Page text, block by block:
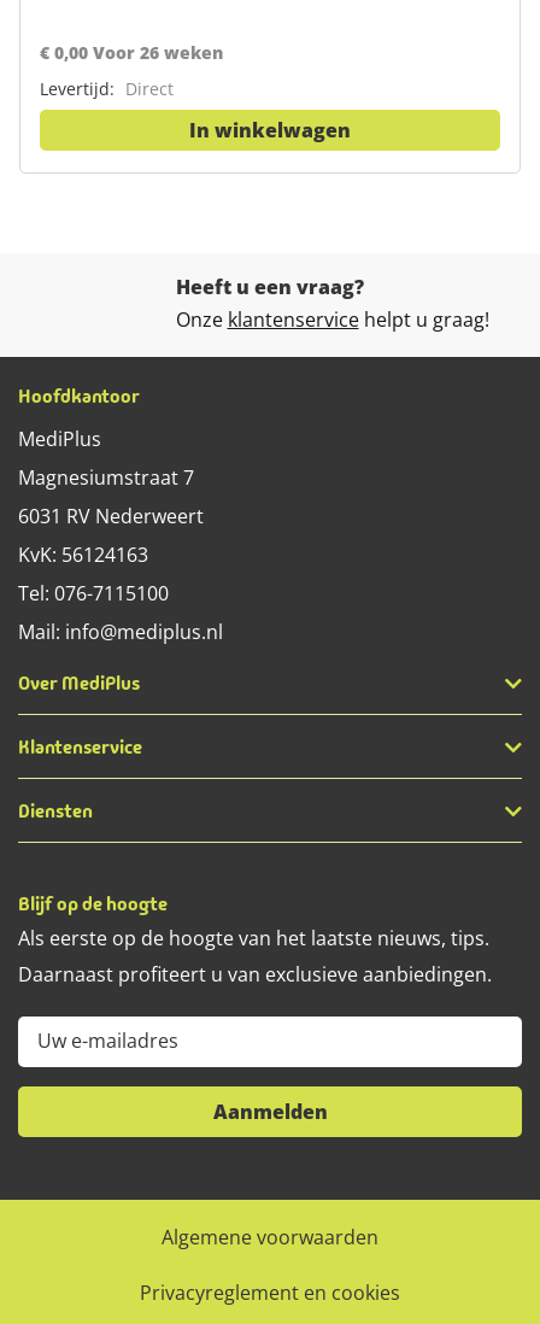
€ 0,00 Voor 26 weken
Levertijd: Direct
In winkelwagen
Heeft u een vraag?
Onze klantenservicehelpt u graag!
Hoofdkantoor
MediPlus
Magnesiumstraat 7
6031 RV Nederweert
KvK: 56124163
Tel: 076-7115100
Mail: info@mediplus.nl
Over MediPlus
Klantenservice
Diensten
Blijf op de hoogte
Als eerste op de hoogte van het laatste nieuws, tips.
Daarnaast profiteert u van exclusieve aanbiedingen.
Uw e-mailadres
Aanmelden
Algemene voorwaarden
Privacyreglement en cookies